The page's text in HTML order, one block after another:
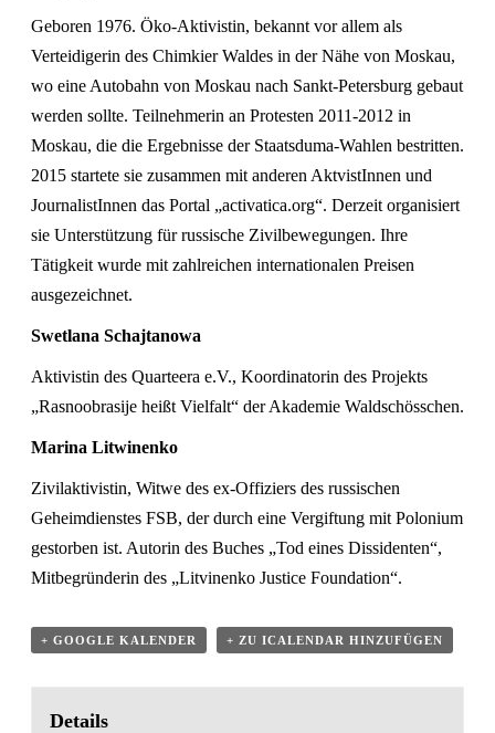
Geboren 1976. Öko-Aktivistin, bekannt vor allem als
Verteidigerin des Chimkier Waldes in der Nähe von Moskau,
wo eine Autobahn von Moskau nach Sankt-Petersburg gebaut
werden sollte. Teilnehmerin an Protesten 2011-2012 in
Moskau, die die Ergebnisse der Staatsduma-Wahlen bestritten.
2015 startete sie zusammen mit anderen AktvistInnen und
JournalistInnen das Portal „activatica.org“. Derzeit organisiert
sie Unterstützung für russische Zivilbewegungen. Ihre
Tätigkeit wurde mit zahlreichen internationalen Preisen
ausgezeichnet.
Swetlana Schajtanowa
Aktivistin des Quarteera e.V., Koordinatorin des Projekts
„Rasnoobrasije heißt Vielfalt“ der Akademie Waldschösschen.
Marina Litwinenko
Zivilaktivistin, Witwe des ex-Offiziers des russischen
Geheimdienstes FSB, der durch eine Vergiftung mit Polonium
gestorben ist. Autorin des Buches „Tod eines Dissidenten“,
Mitbegründerin des „Litvinenko Justice Foundation“.
+ GOOGLE KALENDER + ZU ICALENDAR HINZUFÜGEN
Details